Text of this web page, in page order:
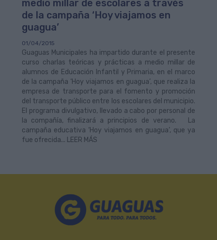
medio millar de escolares a través
de la campaña ‘Hoy viajamos en
guagua’
01/04/2015
Guaguas Municipales ha impartido durante el presente
curso charlas teóricas y prácticas a medio millar de
alumnos de Educación Infantil y Primaria, en el marco
de la campaña ‘Hoy viajamos en guagua’, que realiza la
empresa de transporte para el fomento y promoción
del transporte público entre los escolares del municipio.
El programa divulgativo, llevado a cabo por personal de
la compañía, finalizará a principios de verano. La
campaña educativa ‘Hoy viajamos en guagua’, que ya
fue ofrecida... LEER MÁS